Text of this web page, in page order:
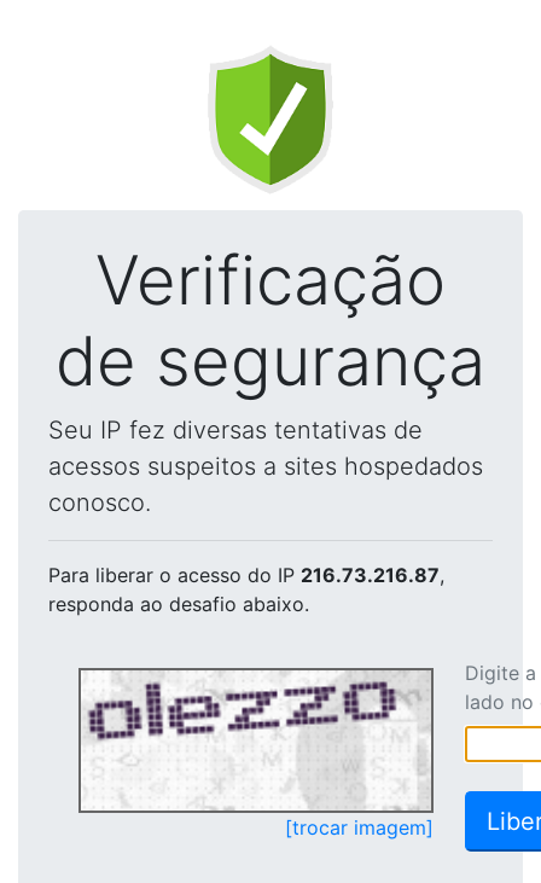
Verificação
de segurança
Seu IP fez diversas tentativas de
acessos suspeitos a sites hospedados
conosco.
Para liberar o acesso do IP 216.73.216.87,
responda ao desafio abaixo.
[trocar imagem]
Digite
lado no